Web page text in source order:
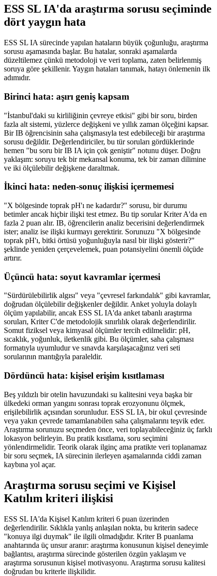
ESS SL IA'da araştırma sorusu seçiminde
dört yaygın hata
ESS SL IA sürecinde yapılan hataların büyük çoğunluğu, araştırma
sorusu aşamasında başlar. Bu hatalar, sonraki aşamalarda
düzeltilemez çünkü metodoloji ve veri toplama, zaten belirlenmiş
soruya göre şekillenir. Yaygın hataları tanımak, hatayı önlemenin ilk
adımıdır.
Birinci hata: aşırı geniş kapsam
"İstanbul'daki su kirliliğinin çevreye etkisi" gibi bir soru, birden
fazla alt sistemi, yüzlerce değişkeni ve yıllık zaman ölçeğini kapsar.
Bir IB öğrencisinin saha çalışmasıyla test edebileceği bir araştırma
sorusu değildir. Değerlendiriciler, bu tür soruları gördüklerinde
hemen "bu soru bir IB IA için çok geniştir" notunu düşer. Doğru
yaklaşım: soruyu tek bir mekansal konuma, tek bir zaman dilimine
ve iki ölçülebilir değişkene daraltmak.
İkinci hata: neden-sonuç ilişkisi içermemesi
"X bölgesinde toprak pH'ı ne kadardır?" sorusu, bir durumu
betimler ancak hiçbir ilişki test etmez. Bu tip sorular Kriter A'da en
fazla 2 puan alır. IB, öğrencilerin analiz becerisini değerlendirmek
ister; analiz ise ilişki kurmayı gerektirir. Sorunuzu "X bölgesinde
toprak pH'ı, bitki örtüsü yoğunluğuyla nasıl bir ilişki gösterir?"
şeklinde yeniden çerçevelemek, puan potansiyelini önemli ölçüde
artırır.
Üçüncü hata: soyut kavramlar içermesi
"Sürdürülebilirlik algısı" veya "çevresel farkındalık" gibi kavramlar,
doğrudan ölçülebilir değişkenler değildir. Anket yoluyla dolaylı
ölçüm yapılabilir, ancak ESS SL IA'da anket tabanlı araştırma
soruları, Kriter C'de metodolojik sınırlılık olarak değerlendirilir.
Somut fiziksel veya kimyasal ölçümler tercih edilmelidir: pH,
sıcaklık, yoğunluk, iletkenlik gibi. Bu ölçümler, saha çalışması
formatıyla uyumludur ve sınavda karşılaşacağınız veri seti
sorularının mantığıyla paraleldir.
Dördüncü hata: kişisel erişim kısıtlaması
Beş yıldızlı bir otelin havuzundaki su kalitesini veya başka bir
ülkedeki orman yangını sonrası toprak erozyonunu ölçmek,
erişilebilirlik açısından sorunludur. ESS SL IA, bir okul çevresinde
veya yakın çevrede tamamlanabilen saha çalışmalarını teşvik eder.
Araştırma sorunuzu seçmeden önce, veri toplayabileceğiniz üç farklı
lokasyon belirleyin. Bu pratik kısıtlama, soru seçimini
yönlendirmelidir. Teorik olarak ilginç ama pratikte veri toplanamaz
bir soru seçmek, IA sürecinin ilerleyen aşamalarında ciddi zaman
kaybına yol açar.
Araştırma sorusu seçimi ve Kişisel
Katılım kriteri ilişkisi
ESS SL IA'da Kişisel Katılım kriteri 6 puan üzerinden
değerlendirilir. Sıklıkla yanlış anlaşılan nokta, bu kriterin sadece
"konuya ilgi duymak" ile ilgili olmadığıdır. Kriter B puanlama
anahtarında üç unsur aranır: araştırma konusunun kişisel deneyimle
bağlantısı, araştırma sürecinde gösterilen özgün yaklaşım ve
araştırma sorusunun kişisel motivasyonu. Araştırma sorusu kalitesi
doğrudan bu kriterle ilişkilidir.